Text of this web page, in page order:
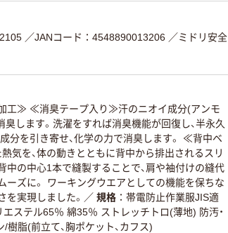
／JANコード：4548890013206 ／ミドリ安全
工≫ ≪消臭テープ入り≫汗のニオイ成分(アンモ
臭します。洗濯をすれば消臭機能が回復し、半永久
分を引き寄せ、化学の力で消臭します。 ≪背中ベ
気を、体の動きとともに背中から排出されるスリ
の中心1本で縫製することで、肩や袖付けの縫代
ーズに。 ワーキングウエアとしての機能を保ちな
を実現しました。 ／ 規格
帯電防止作業服JIS適
エステル65％ 綿35％ ストレッチトロ(薄地) 防汚・
樹脂(前立て、胸ポケット、カフス)